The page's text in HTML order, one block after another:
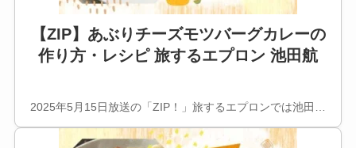
【ZIP】あぶりチーズモツバーグカレーの
作り方・レシピ 旅するエプロン 池田航
2025年5月15日放送の「ZIP！」旅するエプロンでは池田…